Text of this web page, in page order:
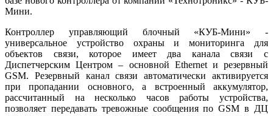
Мини.
Контроллер управляющий блочный «КУБ-Мини» -
универсальное устройство охраны и мониторинга для
объектов связи, которое имеет два канала связи с
Диспетчерским Центром – основной Ethernet и резервный
GSM. Резервный канал связи автоматически активируется
при пропадании основного, а встроенный аккумулятор,
рассчитанный на несколько часов работы устройства,
позволяет передавать тревожные сообщения по GSM в ДЦ